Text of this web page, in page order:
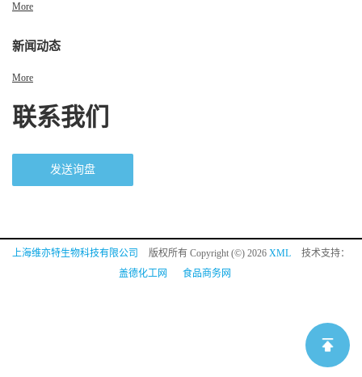
More
新闻动态
More
联系我们
发送询盘
上海维亦特生物科技有限公司 版权所有 Copyright (©) 2026 XML
技术支持：
盖德化工网
食品商务网